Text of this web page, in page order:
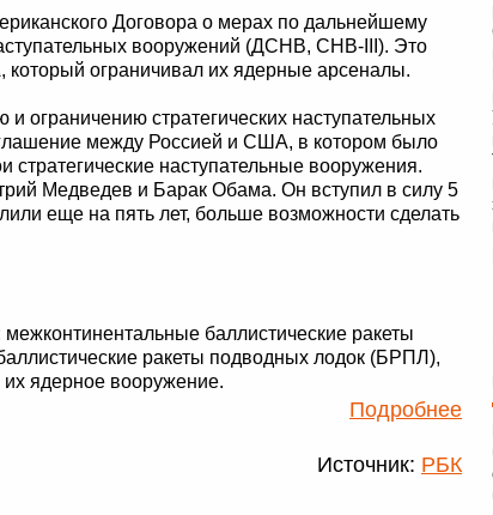
Договора о мерах по дальнейшему
вооружений (ДСНВ, СНВ-III). Это
ограничивал их ядерные арсеналы.
ограничению стратегических наступательных
между Россией и США, в котором было
стратегические наступательные вооружения.
Медведев и Барак Обама. Он вступил в силу 5
еще на пять лет, больше возможности сделать
баллистические ракеты
ракеты подводных лодок (БРПЛ),
ядерное вооружение.
Подробнее
Источник: РБК